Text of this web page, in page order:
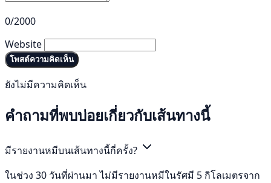
0/2000
Website
โพสต์ความคิดเห็น
ยังไม่มีความคิดเห็น
คำถามที่พบบ่อยเกี่ยวกับเส้นทางนี้
มีรายงานหมีบนเส้นทางนี้กี่ครั้ง?
ในช่วง 30 วันที่ผ่านมา ไม่มีรายงานหมีในรัศมี 5 กิโลเมตรจาก